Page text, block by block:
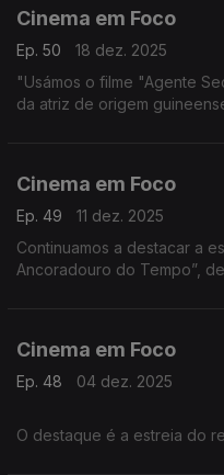
Cinema em Foco
Ep. 50
18 dez. 2025
"Usámos o filme "Agente
da atriz de origem
Cinema em Foco
Ep. 49
11 dez. 2025
Continuamos a destacar a
Ancoradouro do Tempo”,
Cinema em Foco
Ep. 48 04 dez. 2025
O destaque é a estreia do